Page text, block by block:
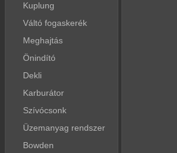
Kuplung
Váltó fogaskerék
Meghajtás
Önindító
Dekli
Karburátor
Szívócsonk
Üzemanyag rendszer
Bowden